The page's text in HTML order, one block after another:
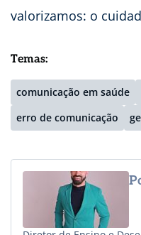
valorizamos: o
Temas:
comunicação em saúde
erro de comunicação